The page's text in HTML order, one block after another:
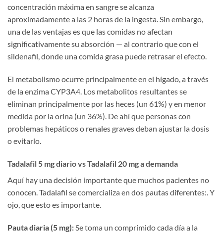
concentración máxima en sangre se alcanza
aproximadamente a las 2 horas de la ingesta. Sin embargo,
una de las ventajas es que las comidas no afectan
significativamente su absorción — al contrario que con el
sildenafil, donde una comida grasa puede retrasar el efecto.
El metabolismo ocurre principalmente en el hígado, a través
de la enzima CYP3A4. Los metabolitos resultantes se
eliminan principalmente por las heces (un 61%) y en menor
medida por la orina (un 36%). De ahí que personas con
problemas hepáticos o renales graves deban ajustar la dosis
o evitarlo.
Tadalafil 5 mg diario vs Tadalafil 20 mg a demanda
Aquí hay una decisión importante que muchos pacientes no
conocen. Tadalafil se comercializa en dos pautas diferentes:. Y
ojo, que esto es importante.
Pauta diaria (5 mg): Se toma un comprimido cada día a la